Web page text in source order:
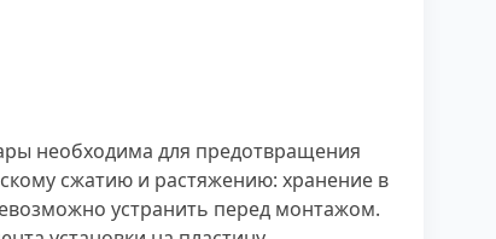
необходима для предотвращения
сжатию и растяжению: хранение в
устранить перед монтажом.